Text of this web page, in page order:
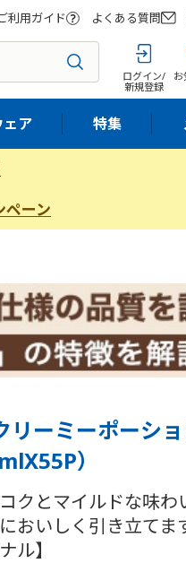
利用ガイド よくある質問
ログイン/
新規登録
お
ェア 特集
ペーン
リーミーポーシ
）
クとマイルドな味
おいしく引き立てま
ル】